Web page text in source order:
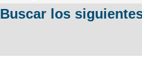
Buscar los